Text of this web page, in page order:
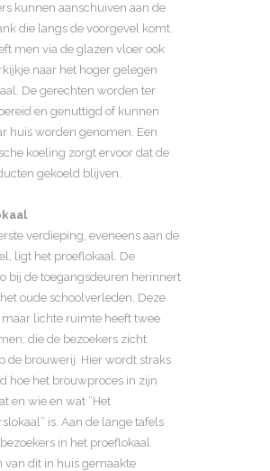
kunnen aanschuiven aan de
die langs de voorgevel komt.
men via de glazen vloer ook
naar het hoger gelegen
De gerechten worden ter
en genuttigd of kunnen
huis worden genomen. Een
koeling zorgt ervoor dat de
gekoeld blijven.
verdieping, eveneens aan de
ligt het proeflokaal. De
bij de toegangsdeuren herinnert
oude schoolverleden. Deze
maar lichte ruimte heeft twee
die de bezoekers zicht
de brouwerij. Hier wordt straks
hoe het brouwproces in zijn
en wie en wat ”Het
is. Aan de lange tafels
in het proeflokaal
van dit in huis gemaakte